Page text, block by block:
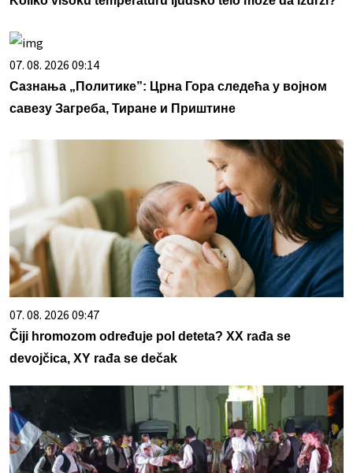
07. 08. 2026 09:14
Сазнања „Политике”: Црна Гора следећа у војном
савезу Загреба, Тиране и Приштине
07. 08. 2026 09:47
Čiji hromozom određuje pol deteta? XX rađa se
devojčica, XY rađa se dečak